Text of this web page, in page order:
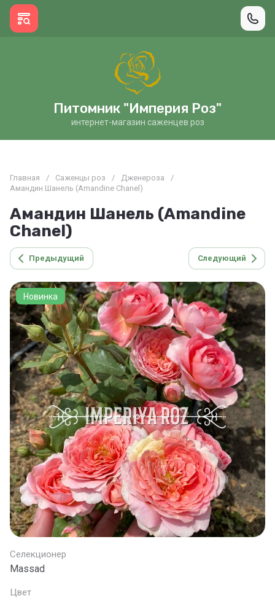
Питомник "Империя Роз"
интернет-магазин саженцев роз
Главная / Саженцы роз / Дженероза
/
Амандин Шанель (Amandine Chanel)
Амандин Шанель (Amandine
Chanel)
Предыдущий Следующий
Новинка
Селекционер
Massad
Цвет